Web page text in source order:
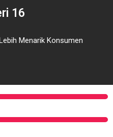
16
Menarik Konsumen